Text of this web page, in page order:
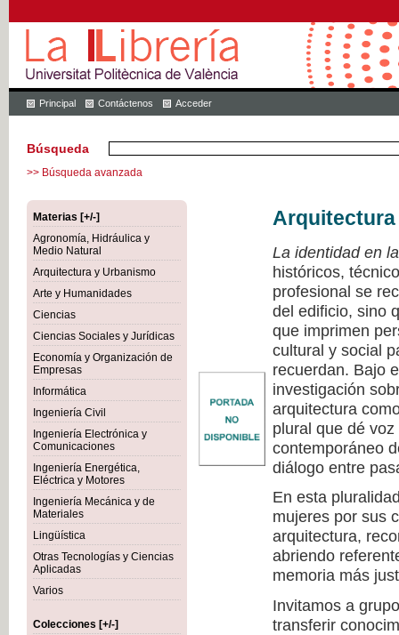
Principal Contáctenos Acceder
Búsqueda
>> Búsqueda avanzada
Materias [+/-]
Agronomía, Hidráulica y
Medio Natural
Arquitectura y Urbanismo
Arte y Humanidades
Ciencias
Ciencias Sociales y Jurídicas
Economía y Organización de
Empresas
Informática
Ingeniería Civil
Ingeniería Electrónica y
Comunicaciones
Ingeniería Energética,
Eléctrica y Motores
Ingeniería Mecánica y de
Materiales
Lingüística
Otras Tecnologías y Ciencias
Aplicadas
Varios
Colecciones [+/-]
La identidad en
históricos,
profesional se
del edificio, sino
que imprimen
cultural y social
recuerdan. Bajo
investigación
arquitectura
plural que dé
contemporáneo
diálogo entre
En esta
mujeres por sus
arquitectura,
abriendo
memoria más
Invitamos a
transferir